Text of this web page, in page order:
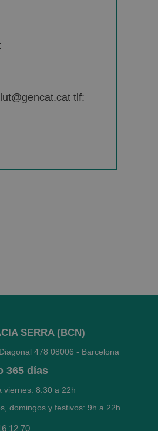
tlf:
SERRA (BCN)
478 08006 - Barcelona
365 días
viernes: 8.30 a 22h
domingos y festivos: 9h a 22h
12 70